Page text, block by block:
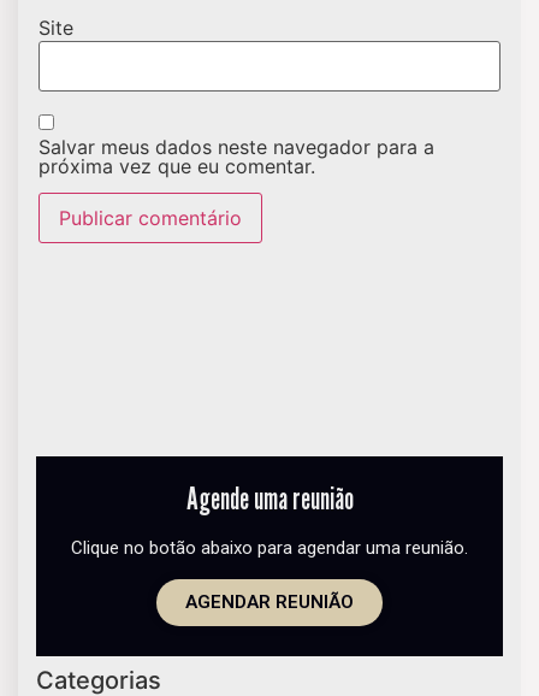
Site
Salvar meus dados neste navegador para a
próxima vez que eu comentar.
Agende uma reunião
Clique no botão abaixo para agendar uma reunião.
AGENDAR REUNIÃO
Categorias